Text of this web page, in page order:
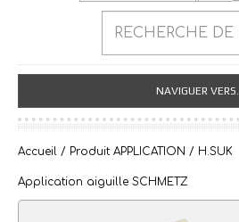
NAVIGUER VERS...
Accueil / Produit APPLICATION / H.SUK
Application aiguille SCHMETZ